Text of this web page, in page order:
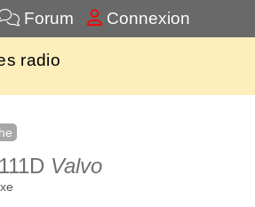
Forum Connexion
radio
Valvo